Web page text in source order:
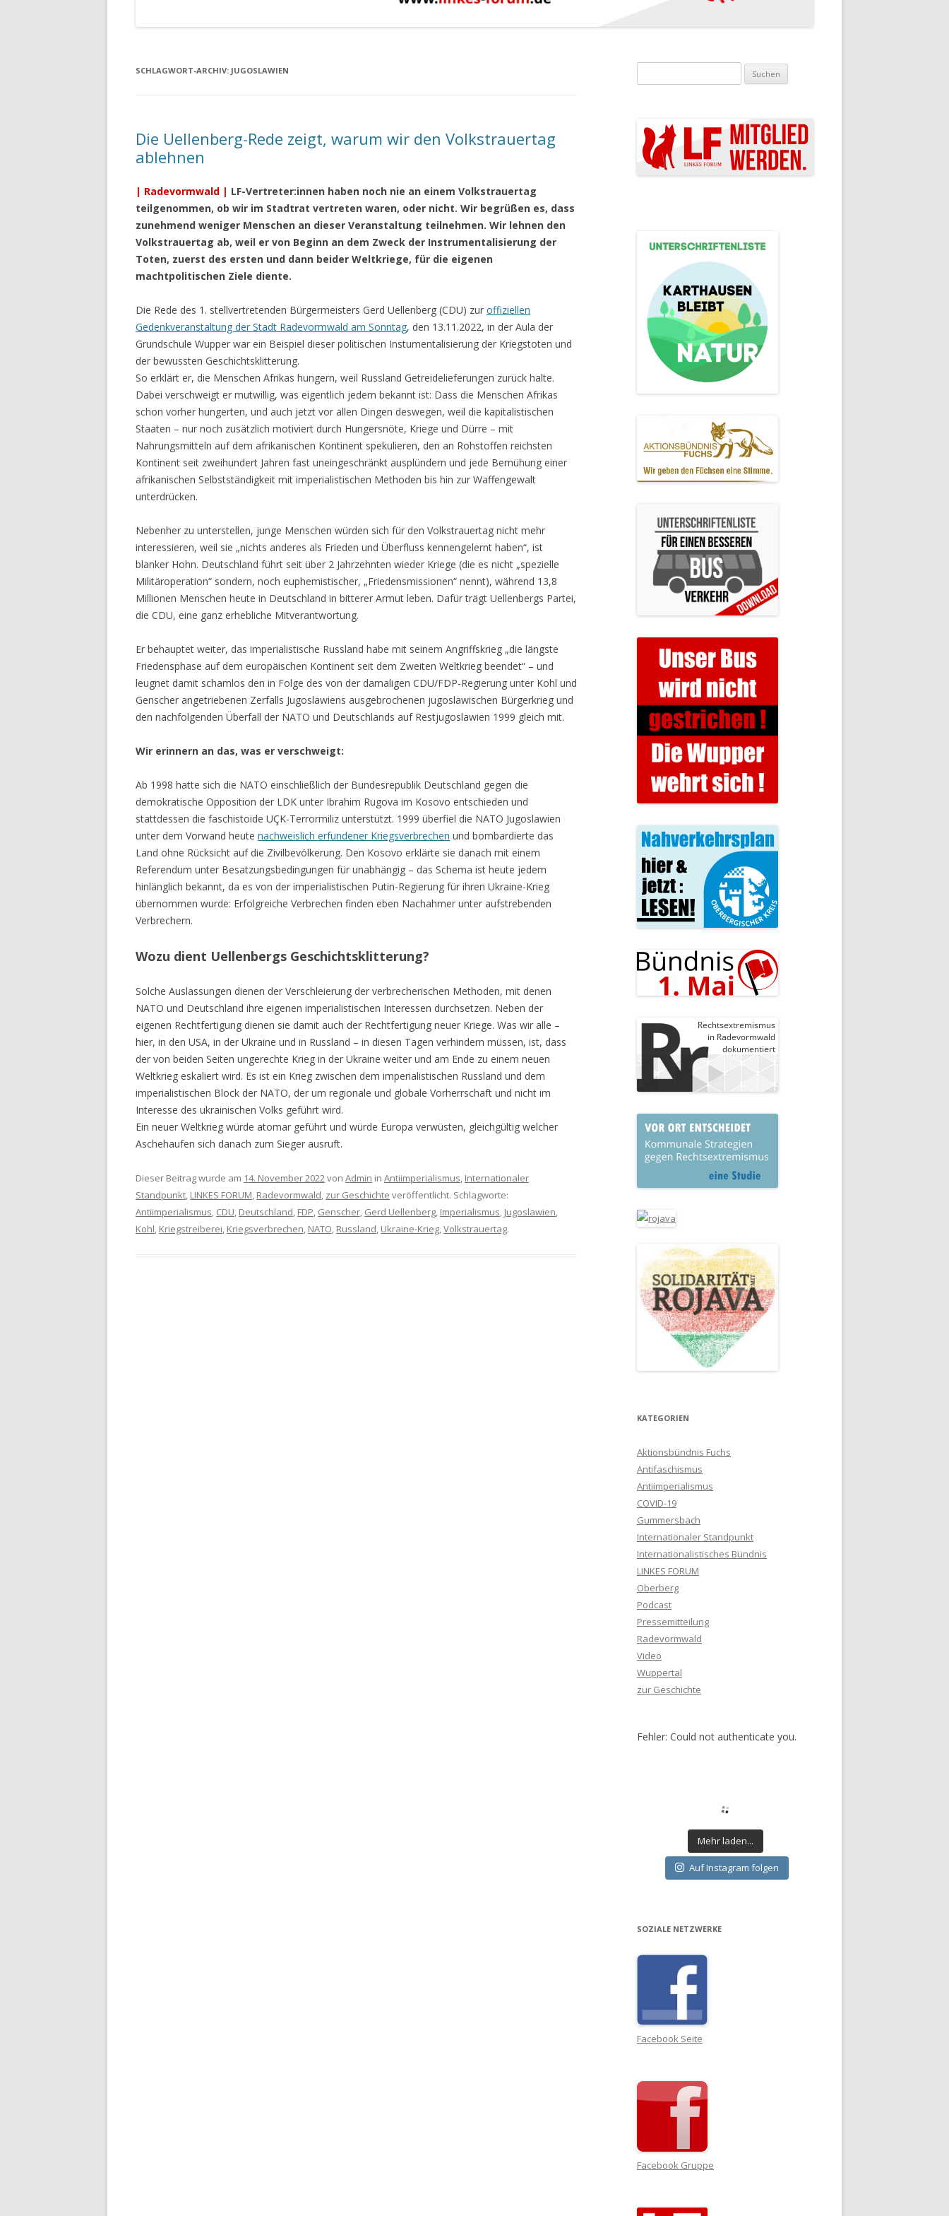
SCHLAGWORT-ARCHIV: JUGOSLAWIEN
Die Uellenberg-Rede zeigt, warum wir den Volkstrauertag
ablehnen
| Radevormwald | LF-Vertreter:innen haben noch nie an einem Volkstrauertag
teilgenommen, ob wir im Stadtrat vertreten waren, oder nicht. Wir begrüßen es, dass
zunehmend weniger Menschen an dieser Veranstaltung teilnehmen. Wir lehnen den
Volkstrauertag ab, weil er von Beginn an dem Zweck der Instrumentalisierung der
Toten, zuerst des ersten und dann beider Weltkriege, für die eigenen
machtpolitischen Ziele diente.
Die Rede des 1. stellvertretenden Bürgermeisters Gerd Uellenberg (CDU) zur offiziellen
Gedenkveranstaltung der Stadt Radevormwald am Sonntag, den 13.11.2022, in der Aula der
Grundschule Wupper war ein Beispiel dieser politischen Instumentalisierung der Kriegstoten und
der bewussten Geschichtsklitterung.
So erklärt er, die Menschen Afrikas hungern, weil Russland Getreidelieferungen zurück halte.
Dabei verschweigt er mutwillig, was eigentlich jedem bekannt ist: Dass die Menschen Afrikas
schon vorher hungerten, und auch jetzt vor allen Dingen deswegen, weil die kapitalistischen
Staaten – nur noch zusätzlich motiviert durch Hungersnöte, Kriege und Dürre – mit
Nahrungsmitteln auf dem afrikanischen Kontinent spekulieren, den an Rohstoffen reichsten
Kontinent seit zweihundert Jahren fast uneingeschränkt ausplündern und jede Bemühung einer
afrikanischen Selbstständigkeit mit imperialistischen Methoden bis hin zur Waffengewalt
unterdrücken.
Nebenher zu unterstellen, junge Menschen würden sich für den Volkstrauertag nicht mehr
interessieren, weil sie „nichts anderes als Frieden und Überfluss kennengelernt haben“, ist
blanker Hohn. Deutschland führt seit über 2 Jahrzehnten wieder Kriege (die es nicht „spezielle
Militäroperation“ sondern, noch euphemistischer, „Friedensmissionen“ nennt), während 13,8
Millionen Menschen heute in Deutschland in bitterer Armut leben. Dafür trägt Uellenbergs Partei,
die CDU, eine ganz erhebliche Mitverantwortung.
Er behauptet weiter, das imperialistische Russland habe mit seinem Angriffskrieg „die längste
Friedensphase auf dem europäischen Kontinent seit dem Zweiten Weltkrieg beendet“ – und
leugnet damit schamlos den in Folge des von der damaligen CDU/FDP-Regierung unter Kohl und
Genscher angetriebenen Zerfalls Jugoslawiens ausgebrochenen jugoslawischen Bürgerkrieg und
den nachfolgenden Überfall der NATO und Deutschlands auf Restjugoslawien 1999 gleich mit.
Wir erinnern an das, was er verschweigt:
Ab 1998 hatte sich die NATO einschließlich der Bundesrepublik Deutschland gegen die
demokratische Opposition der LDK unter Ibrahim Rugova im Kosovo entschieden und
stattdessen die faschistoide UÇK-Terrormiliz unterstützt. 1999 überfiel die NATO Jugoslawien
unter dem Vorwand heute nachweislich erfundener Kriegsverbrechen und bombardierte das
Land ohne Rücksicht auf die Zivilbevölkerung. Den Kosovo erklärte sie danach mit einem
Referendum unter Besatzungsbedingungen für unabhängig – das Schema ist heute jedem
hinlänglich bekannt, da es von der imperialistischen Putin-Regierung für ihren Ukraine-Krieg
übernommen wurde: Erfolgreiche Verbrechen finden eben Nachahmer unter aufstrebenden
Verbrechern.
Wozu dient Uellenbergs Geschichtsklitterung?
Solche Auslassungen dienen der Verschleierung der verbrecherischen Methoden, mit denen
NATO und Deutschland ihre eigenen imperialistischen Interessen durchsetzen. Neben der
eigenen Rechtfertigung dienen sie damit auch der Rechtfertigung neuer Kriege. Was wir alle –
hier, in den USA, in der Ukraine und in Russland – in diesen Tagen verhindern müssen, ist, dass
der von beiden Seiten ungerechte Krieg in der Ukraine weiter und am Ende zu einem neuen
Weltkrieg eskaliert wird. Es ist ein Krieg zwischen dem imperialistischen Russland und dem
imperialistischen Block der NATO, der um regionale und globale Vorherrschaft und nicht im
Interesse des ukrainischen Volks geführt wird.
Ein neuer Weltkrieg würde atomar geführt und würde Europa verwüsten, gleichgültig welcher
Aschehaufen sich danach zum Sieger ausruft.
Dieser Beitrag wurde am 14. November 2022von Admin in Antiimperialismus, Internationaler
Standpunkt, LINKES FORUM, Radevormwald, zur Geschichte veröffentlicht. Schlagworte:
Antiimperialismus, CDU, Deutschland, FDP, Genscher, Gerd Uellenberg, Imperialismus, Jugoslawien,
Kohl, Kriegstreiberei, Kriegsverbrechen, NATO, Russland, Ukraine-Krieg,Volkstrauertag.
KATEGORIEN
Aktionsbündnis Fuchs
Antifaschismus
Antiimperialismus
COVID-19
Gummersbach
Internationaler Standpunkt
Internationalistisches Bündnis
LINKES FORUM
Oberberg
Podcast
Pressemitteilung
Radevormwald
Video
Wuppertal
zur Geschichte
Fehler: Could not authenticate you.
Mehr laden...
Auf Instagram folgen
SOZIALE NETZWERKE
Facebook Seite
Facebook Gruppe